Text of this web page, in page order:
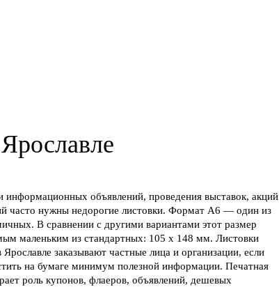
информационных объявлений, проведения выставок, акций
часто нужны недорогие листовки. Формат А6 — один из
В сравнении с другими вариантами этот размер
маленьким из стандартных: 105 х 148 мм. Листовки
заказывают частные лица и организации, если
на бумаге минимум полезной информации. Печатная
роль купонов, флаеров, объявлений, дешевых